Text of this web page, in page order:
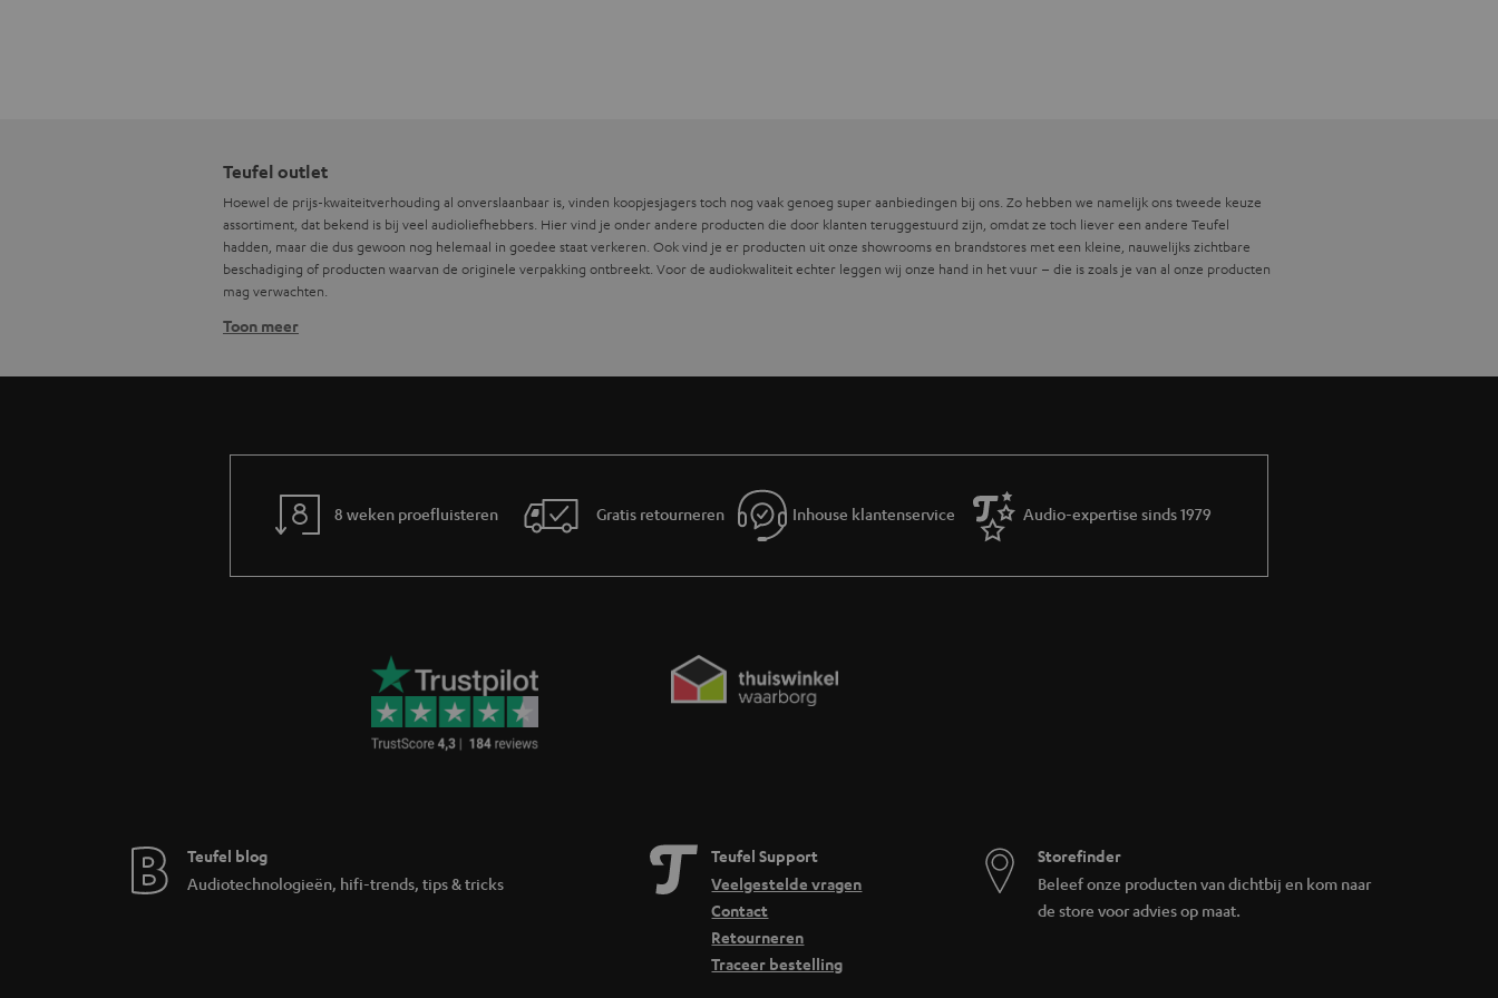
Teufel outlet
Hoewel de prijs-kwaiteitverhouding al onverslaanbaar is, vinden koopjesjagers toch nog vaak genoeg super aanbiedingen bij ons. Zo hebben we namelijk ons tweede keuze
assortiment, dat bekend is bij veel audioliefhebbers. Hier vind je onder andere producten die door klanten teruggestuurd zijn, omdat ze toch liever een andere Teufel
hadden, maar die dus gewoon nog helemaal in goedee staat verkeren. Ook vind je er producten uit onze showrooms en brandstores met een kleine, nauwelijks zichtbare
beschadiging of producten waarvan de originele verpakking ontbreekt. Voor de audiokwaliteit echter leggen wij onze hand in het vuur – die is zoals je van al onze producten
mag verwachten.
Wat is Teufel 2e keus precies?
Naast de bovengenoemde 2e keus bieden wij in deze categorie ook restvoorraden tegen gereduceerde prijzen aan. Dit zijn overtollige, volledig functionele restgoederen
die snel moeten worden verkocht als gevolg van noodzakelijke operationele beslissingen. Redenen hiervoor zijn in de eerste plaats de invoering van opvolgende produkten
In welke landen zijn 2e keus producten verkrijgbaar?
In onze webshop teufelaudio,be bieden wij een aanbod 2e keus producten aan voor klanten woonachtig in Belgie .
Hoe komt de prijs tot stand?
A-/B-producten zijn verschillende combinaties van componenten, waarvan sommige oorspronkelijk verpakte A-producten en sommige geteste B-producten bevatten. Je
kunt de respectieve verdeling van de A/B-goederen zien onder de rubriek "Omvang van de levering".
Toon meer
8 weken proefluisteren Gratis retourneren Inhouse klantenservice Audio-expertise sinds 1979
Teufel blog
Audiotechnologieën, hifi-trends, tips & tricks
Teufel Support
Veelgestelde vragen
Contact
Retourneren
Traceer bestelling
Storefinder
Beleef onze producten van dichtbij en kom naar
de store voor advies op maat.